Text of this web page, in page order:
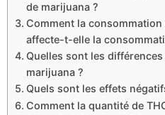
de marijuana ?
Comment la
affecte-t-elle la
Quelles sont les
marijuana ?
Quels sont les effets
Comment la quantité de